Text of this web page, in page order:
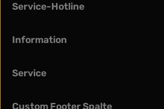
Service-Hotline
Information
Service
Custom Footer Spalte